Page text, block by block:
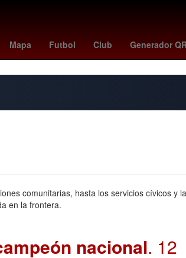
Mapa Futbol Club Generador
Funes Mori mexico vs Pago Dólar
comunitarias, hasta los servicios cívicos
en la frontera.
nacional. 12